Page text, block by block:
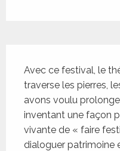
Avec ce festival, le
traverse les pierres,
avons voulu
inventant une façon
vivante de « faire
dialoguer patrimoine